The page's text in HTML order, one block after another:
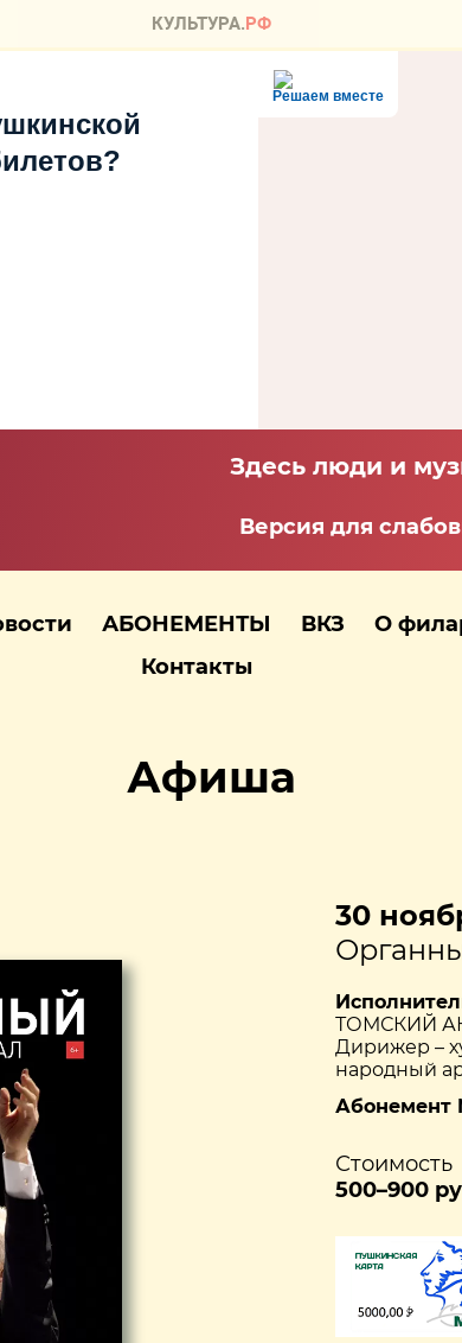
Решаем вместе
Здесь люди и
Версия для
АБОНЕМЕНТЫ ВКЗ О
Контакты
Афиша
30
ТОМСКИЙ
Дирижер –
народный
Абонемент
Стоимость
500–900